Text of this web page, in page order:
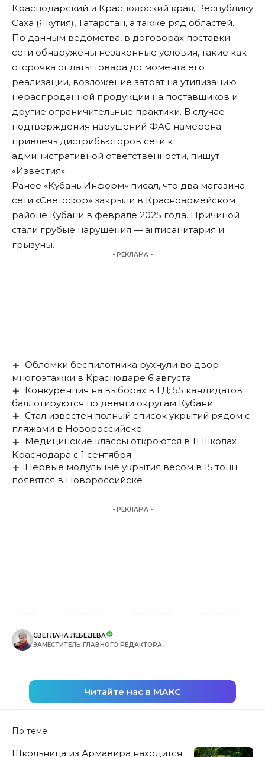
Краснодарский и Красноярский края, Республику
Саха (Якутия), Татарстан, а также ряд областей.
По данным ведомства, в договорах поставки
сети обнаружены незаконные условия, такие как
отсрочка оплаты товара до момента его
реализации, возложение затрат на утилизацию
нераспроданной продукции на поставщиков и
другие ограничительные практики. В случае
подтверждения нарушений ФАС намерена
привлечь дистрибьюторов сети к
административной ответственности, пишут
«Известия».
Ранее «Кубань Информ» писал, что два магазина
сети «Светофор» закрыли в Красноармейском
районе Кубани в феврале 2025 года. Причиной
стали грубые нарушения — антисанитария и
грызуны.
- РЕКЛАМА -
Обломки беспилотника рухнули во двор
многоэтажки в Краснодаре 6 августа
Конкуренция на выборах в ГД: 55 кандидатов
баллотируются по девяти округам Кубани
Стал известен полный список укрытий рядом с
пляжами в Новороссийске
Медицинские классы откроются в 11 школах
Краснодара с 1 сентября
Первые модульные укрытия весом в 15 тонн
появятся в Новороссийске
- РЕКЛАМА -
СВЕТЛАНА ЛЕБЕДЕВА
ЗАМЕСТИТЕЛЬ ГЛАВНОГО РЕДАКТОРА
Читайте нас в МАКС
По теме
Школьница из Армавира находится